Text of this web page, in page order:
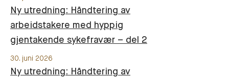
Ny utredning: Håndtering av
arbeidstakere med hyppig
gjentakende sykefravær – del 2
30. juni 2026
Ny utredning: Håndtering av